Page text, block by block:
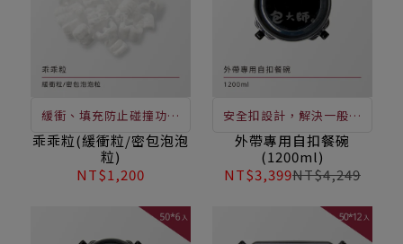
緩衝、填充防止碰撞功能
，便於物品裝箱時，固定
定位、緩衝吸震及排除破
損發生，保護性能穩定，
不會像木絲、碎紙等緩衝
材料因受潮而減低其保護
乖乖粒(緩衝粒/密包泡泡
粒)
NT$1,200
安全扣設計，解決一般餐
盒容器溢漏等問題，適用
盛裝便當、燴飯、湯麵 /
加熱即食好便利
外帶專用自扣餐碗
(1200ml)
NT$3,399NT$4,249